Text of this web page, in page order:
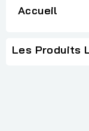
Accueil
Les Produits